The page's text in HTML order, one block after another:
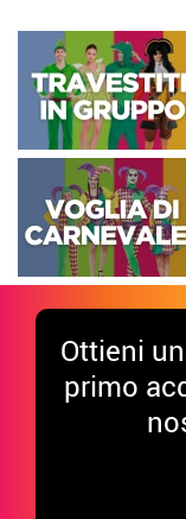
Ottieni
primo